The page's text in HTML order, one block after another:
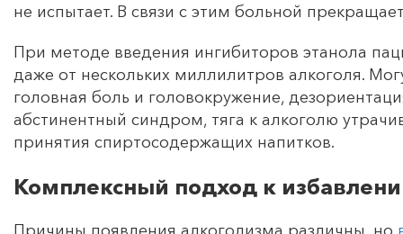
не испытает. В связи с этим больной
При методе введения ингибиторов этанола
даже от нескольких миллилитров алкоголя.
головная боль и головокружение,
абстинентный синдром, тяга к алкоголю
принятия спиртосодержащих напитков.
Комплексный подход к
Причины появления алкоголизма различны, но